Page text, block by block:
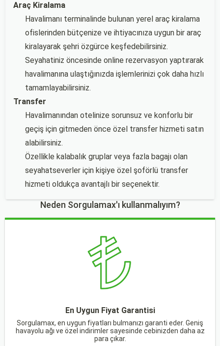
Araç Kiralama
Havalimanı terminalinde bulunan yerel araç kiralama
ofislerinden bütçenize ve ihtiyacınıza uygun bir araç
kiralayarak şehri özgürce keşfedebilirsiniz.
Seyahatiniz öncesinde online rezervasyon yaptırarak
havalimanına ulaştığınızda işlemlerinizi çok daha hızlı
tamamlayabilirsiniz.
Transfer
Havalimanından otelinize sorunsuz ve konforlu bir
geçiş için gitmeden önce özel transfer hizmeti satın
alabilirsiniz.
Özellikle kalabalık gruplar veya fazla bagajı olan
seyahatseverler için kişiye özel şoförlü transfer
hizmeti oldukça avantajlı bir seçenektir.
Neden Sorgulamax'ı kullanmalıyım?
En Uygun Fiyat Garantisi
Sorgulamax, en uygun fiyatları bulmanızı garanti eder. Geniş
havayolu ağı ve özel indirimler sayesinde cebinizden daha az
para çıkar.